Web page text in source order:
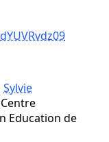
Sylvie
Education de